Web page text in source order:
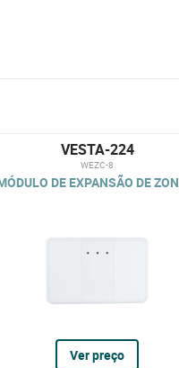
VESTA-224
WEZC-8
DE EXPANSÃO DE
Ver preço